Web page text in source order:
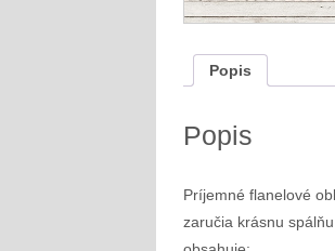
Popis
Popis
Príjemné flanelové
zaručia krásnu